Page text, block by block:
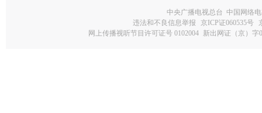
中央广播电视总台 中国网络
违法和不良信息举报
京ICP证060535号
网上传播视听节目许可证号 0102004 新出网证（京）